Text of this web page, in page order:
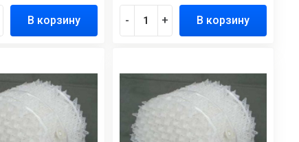
В корзину - + В корзину